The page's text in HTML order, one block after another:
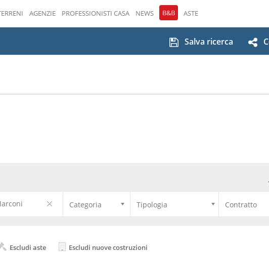
AGENZIE PROFESSIONISTI CASA NEWS B&B ASTE
Salva ricerca
Categoria Tipologia Contratto
Escludi aste Escludi nuove costruzioni